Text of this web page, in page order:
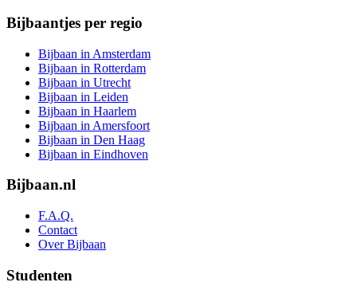
Bijbaantjes per regio
Bijbaan in Amsterdam
Bijbaan in Rotterdam
Bijbaan in Utrecht
Bijbaan in Leiden
Bijbaan in Haarlem
Bijbaan in Amersfoort
Bijbaan in Den Haag
Bijbaan in Eindhoven
Bijbaan.nl
F.A.Q.
Contact
Over Bijbaan
Studenten